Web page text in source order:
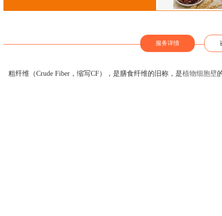
服务详情
粗纤维（Crude Fiber，缩写CF），是膳食纤维的旧称，是植物细胞壁